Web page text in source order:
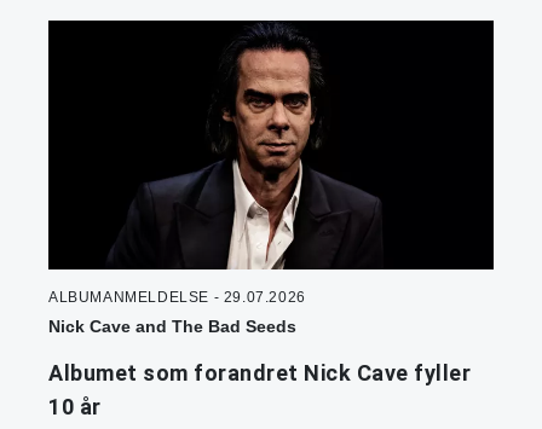
ALBUMANMELDELSE - 29.07.2026
Nick Cave and The Bad Seeds
Albumet som forandret Nick Cave fyller
10 år